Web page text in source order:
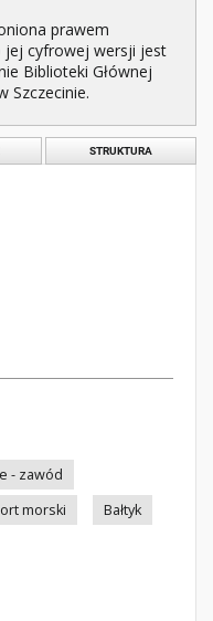
prawem
cyfrowej wersji jest
Biblioteki Głównej
Szczecinie.
STRUKTURA
- zawód
morski
Bałtyk